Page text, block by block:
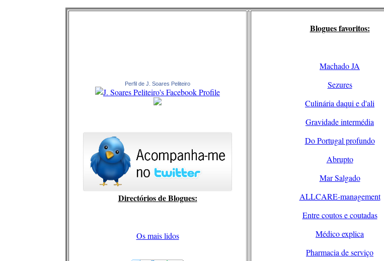
Perfil de J. Soares Peliteiro
Directórios de Blogues:
Os mais lidos
Blogues favoritos:
Machado JA
Sezures
Culinária daqui e d'ali
Gravidade intermédia
Do Portugal profundo
Abrupto
Mar Salgado
ALLCARE-management
Entre coutos e coutadas
Médico explica
Pharmacia de serviço